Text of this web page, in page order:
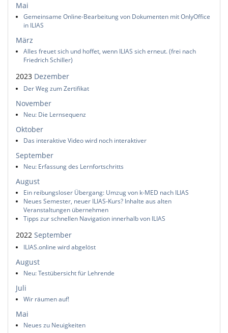
Mai
Gemeinsame Online-Bearbeitung von Dokumenten mit OnlyOffice
in ILIAS
März
Alles freuet sich und hoffet, wenn ILIAS sich erneut. (frei nach
Friedrich Schiller)
2023 Dezember
Der Weg zum Zertifikat
November
Neu: Die Lernsequenz
Oktober
Das interaktive Video wird noch interaktiver
September
Neu: Erfassung des Lernfortschritts
August
Ein reibungsloser Übergang: Umzug von k-MED nach ILIAS
Neues Semester, neuer ILIAS-Kurs? Inhalte aus alten
Veranstaltungen übernehmen
Tipps zur schnellen Navigation innerhalb von ILIAS
2022 September
ILIAS.online wird abgelöst
August
Neu: Testübersicht für Lehrende
Juli
Wir räumen auf!
Mai
Neues zu Neuigkeiten